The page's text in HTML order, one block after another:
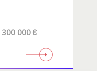
300 000 €